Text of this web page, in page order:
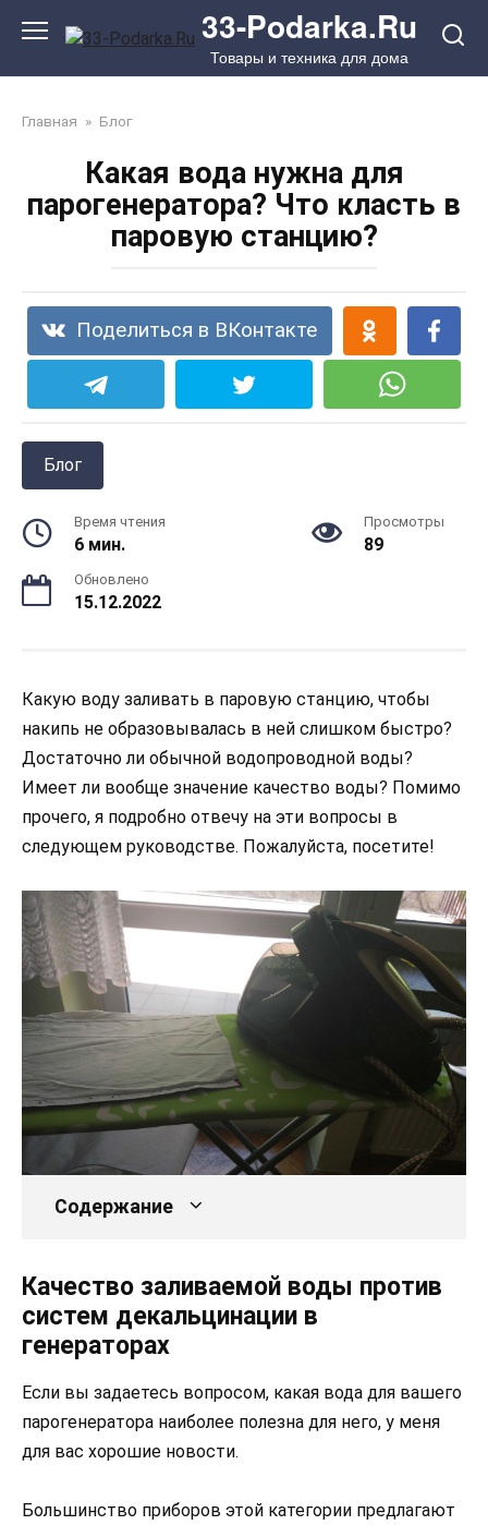
33-Podarka.Ru
Товары и техника для дома
Главная » Блог
Какая вода нужна для
парогенератора? Что класть в
паровую станцию?
Поделиться в ВКонтакте
Блог
Время чтения
6 мин.
Просмотры
89
Обновлено
15.12.2022
Какую воду заливать в паровую станцию, чтобы
накипь не образовывалась в ней слишком быстро?
Достаточно ли обычной водопроводной воды?
Имеет ли вообще значение качество воды? Помимо
прочего, я подробно отвечу на эти вопросы в
следующем руководстве. Пожалуйста, посетите!
Содержание
Качество заливаемой воды против
систем декальцинации в
генераторах
Если вы задаетесь вопросом, какая вода для вашего
парогенератора наиболее полезна для него, у меня
для вас хорошие новости.
Большинство приборов этой категории предлагают